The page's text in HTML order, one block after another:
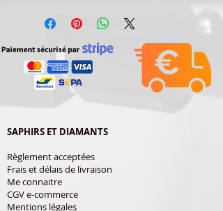
SAPHIRS ET DIAMANTS
Règlement acceptées
Frais et délais de livraison
Me connaitre
CGV e-commerce
Mentions légales